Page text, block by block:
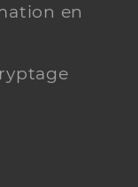
en